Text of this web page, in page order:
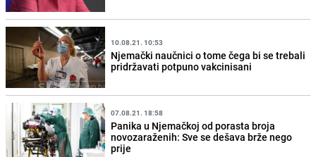
10.08.21. 10:53
Njemački naučnici o tome čega bi se trebali
pridržavati potpuno vakcinisani
07.08.21. 18:58
Panika u Njemačkoj od porasta broja
novozaraženih: Sve se dešava brže nego
prije